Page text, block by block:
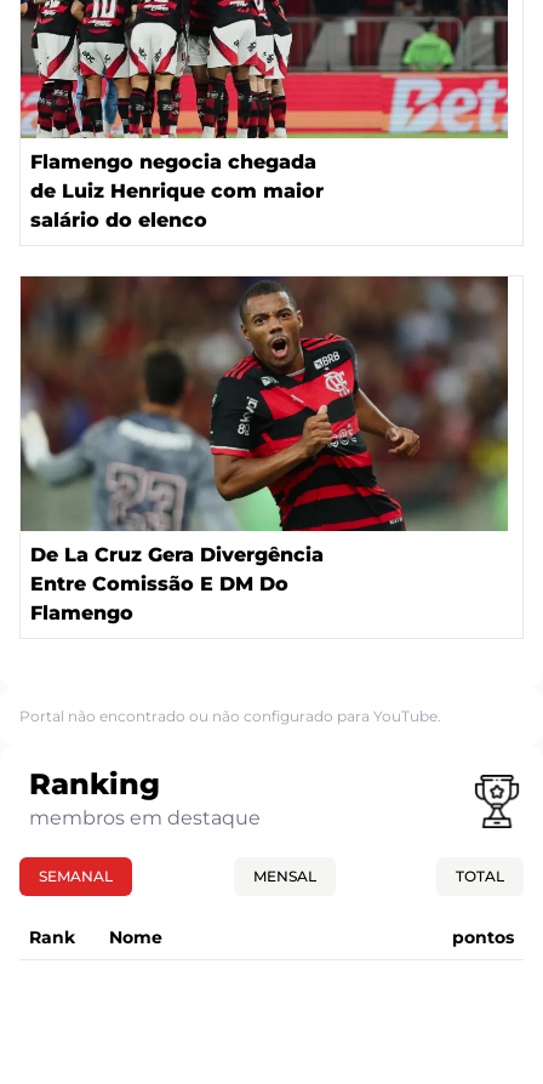
Flamengo negocia chegada
de Luiz Henrique com maior
salário do elenco
De La Cruz Gera Divergência
Entre Comissão E DM Do
Flamengo
Portal não encontrado ou não configurado para YouTube.
Ranking
membros em destaque
SEMANAL MENSAL TOTAL
Rank Nome pontos